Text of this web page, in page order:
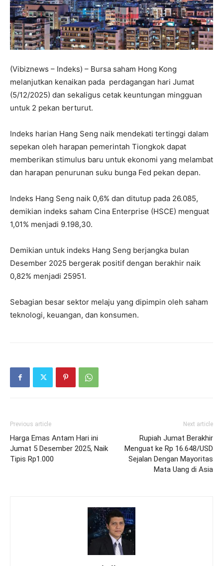
(Vibiznews – Indeks) – Bursa saham Hong Kong
melanjutkan kenaikan pada perdagangan hari Jumat
(5/12/2025) dan sekaligus cetak keuntungan mingguan
untuk 2 pekan berturut.
Indeks harian Hang Seng naik mendekati tertinggi dalam
sepekan oleh harapan pemerintah Tiongkok dapat
memberikan stimulus baru untuk ekonomi yang melambat
dan harapan penurunan suku bunga Fed pekan depan.
Indeks Hang Seng naik 0,6% dan ditutup pada 26.085,
demikian indeks saham Cina Enterprise (HSCE) menguat
1,01% menjadi 9.198,30.
Demikian untuk indeks Hang Seng berjangka bulan
Desember 2025 bergerak positif dengan berakhir naik
0,82% menjadi 25951.
Sebagian besar sektor melaju yang dipimpin oleh saham
teknologi, keuangan, dan konsumen.
Previous article
Harga Emas Antam Hari ini
Jumat 5 Desember 2025, Naik
Tipis Rp1.000
Next article
Rupiah Jumat Berakhir
Menguat ke Rp 16.648/USD
Sejalan Dengan Mayoritas
Mata Uang di Asia